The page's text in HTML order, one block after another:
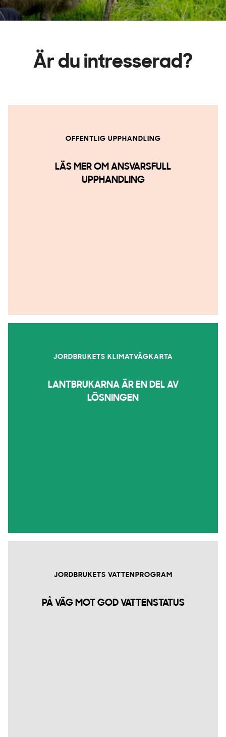
Är du intresserad?
OFFENTLIG UPPHANDLING
LÄS MER OM ANSVARSFULL
UPPHANDLING
JORDBRUKETS KLIMATVÄGKARTA
LANTBRUKARNA ÄR EN DEL AV
LÖSNINGEN
JORDBRUKETS VATTENPROGRAM
PÅ VÄG MOT GOD VATTENSTATUS